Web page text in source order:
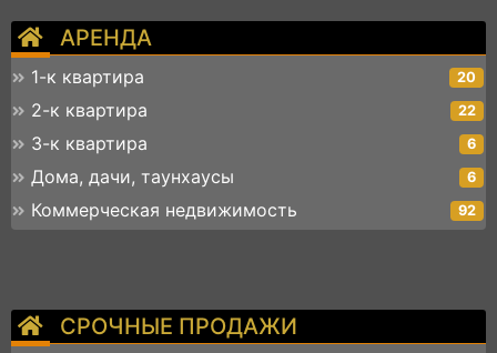
АРЕНДА
1-к квартира 20
2-к квартира 22
3-к квартира 6
Дома, дачи, таунхаусы 6
Коммерческая недвижимость 92
СРОЧНЫЕ ПРОДАЖИ